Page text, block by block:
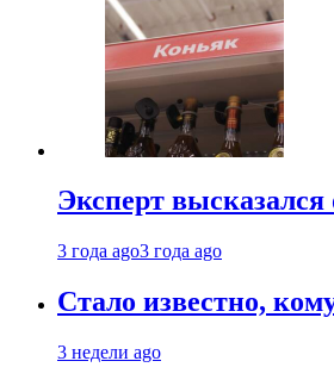
Эксперт
3 года ago3 года ago
Стало известно,
3 недели ago